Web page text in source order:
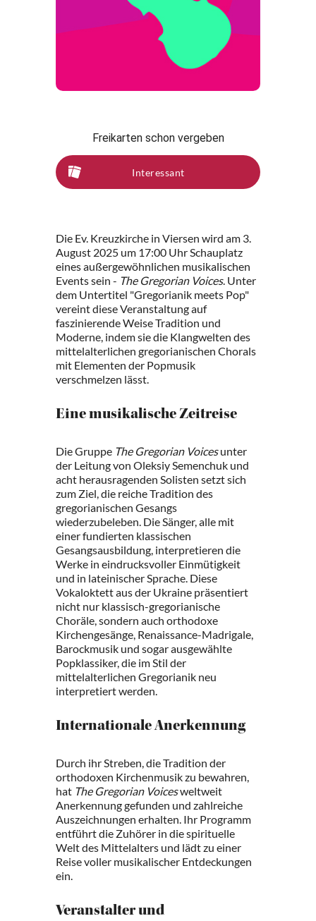
Freikarten schon vergeben
Interessant
Die Ev. Kreuzkirche in Viersen wird am 3.
August 2025 um 17:00 Uhr Schauplatz
eines außergewöhnlichen musikalischen
Events sein - The Gregorian Voices. Unter
dem Untertitel "Gregorianik meets Pop"
vereint diese Veranstaltung auf
faszinierende Weise Tradition und
Moderne, indem sie die Klangwelten des
mittelalterlichen gregorianischen Chorals
mit Elementen der Popmusik
verschmelzen lässt.
Eine musikalische Zeitreise
Die Gruppe The Gregorian Voicesunter
der Leitung von Oleksiy Semenchuk und
acht herausragenden Solisten setzt sich
zum Ziel, die reiche Tradition des
gregorianischen Gesangs
wiederzubeleben. Die Sänger, alle mit
einer fundierten klassischen
Gesangsausbildung, interpretieren die
Werke in eindrucksvoller Einmütigkeit
und in lateinischer Sprache. Diese
Vokaloktett aus der Ukraine präsentiert
nicht nur klassisch-gregorianische
Choräle, sondern auch orthodoxe
Kirchengesänge, Renaissance-Madrigale,
Barockmusik und sogar ausgewählte
Popklassiker, die im Stil der
mittelalterlichen Gregorianik neu
interpretiert werden.
Internationale Anerkennung
Durch ihr Streben, die Tradition der
orthodoxen Kirchenmusik zu bewahren,
hat The Gregorian Voicesweltweit
Anerkennung gefunden und zahlreiche
Auszeichnungen erhalten. Ihr Programm
entführt die Zuhörer in die spirituelle
Welt des Mittelalters und lädt zu einer
Reise voller musikalischer Entdeckungen
ein.
Veranstalter und